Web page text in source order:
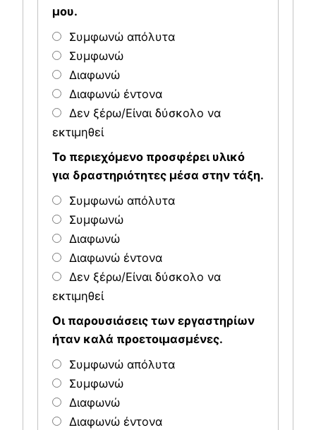
μου.
Συμφωνώ απόλυτα
Συμφωνώ
Διαφωνώ
Διαφωνώ έντονα
Δεν ξέρω/Είναι δύσκολο να
εκτιμηθεί
Το περιεχόμενο προσφέρει υλικό
για δραστηριότητες μέσα στην τάξη.
Συμφωνώ απόλυτα
Συμφωνώ
Διαφωνώ
Διαφωνώ έντονα
Δεν ξέρω/Είναι δύσκολο να
εκτιμηθεί
Οι παρουσιάσεις των εργαστηρίων
ήταν καλά προετοιμασμένες.
Συμφωνώ απόλυτα
Συμφωνώ
Διαφωνώ
Διαφωνώ έντονα